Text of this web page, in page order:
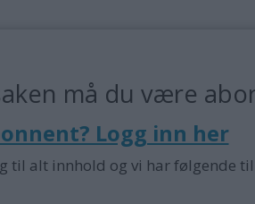
må du være
Logg inn her
til alt innhold og vi har følgende